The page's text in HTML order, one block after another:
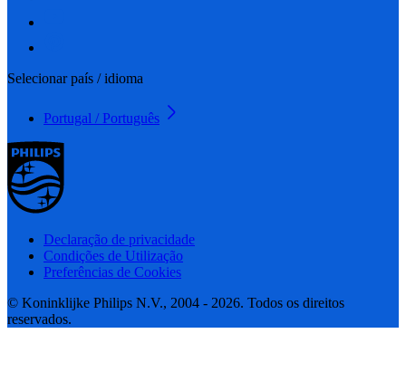
Selecionar país / idioma
Portugal / Português
Declaração de privacidade
Condições de Utilização
Preferências de Cookies
© Koninklijke Philips N.V., 2004 - 2026. Todos os direitos
reservados.